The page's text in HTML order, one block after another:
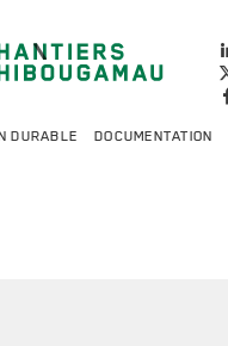
DURABLE DOCUMENTATION